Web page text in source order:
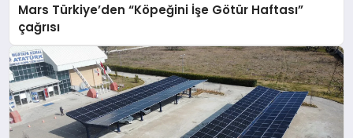
Mars Türkiye’den “Köpeğini İşe Götür Haftası”
çağrısı